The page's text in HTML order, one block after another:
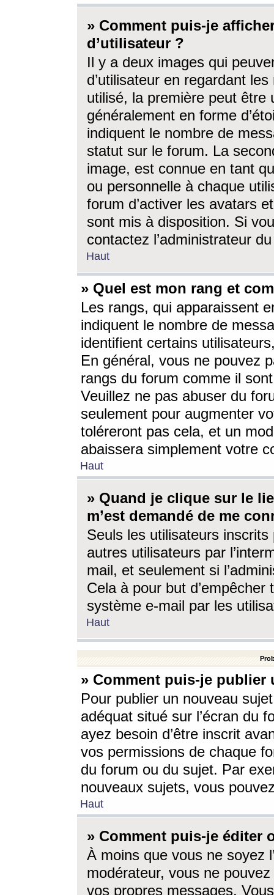
» Comment puis-je
d’utilisateur ?
Il y a deux images qui
d’utilisateur en regardant
utilisé, la première peut être
généralement en forme
indiquent le nombre de
statut sur le forum. La
image, est connue en tant
ou personnelle à chaque
forum d’activer les avatars
sont mis à disposition. Si
contactez l’administrateur
Haut
» Quel est mon rang et
Les rangs, qui apparaissent
indiquent le nombre de
identifient certains
En général, vous ne pouvez
rangs du forum comme il
Veuillez ne pas abuser du
seulement pour augmenter
toléreront pas cela, et un
abaissera simplement votre
Haut
» Quand je clique sur le
m’est demandé de me
Seuls les utilisateurs
autres utilisateurs par
mail, et seulement si
Cela à pour but
système e-mail par les
Haut
» Comment puis-je
Pour publier un nouveau
adéquat situé sur l’écran du
ayez besoin d’être inscrit
vos permissions de chaque
du forum ou du sujet. Par
nouveaux sujets, vous
Haut
» Comment puis-je éditer
À moins que vous ne soyez
modérateur, vous ne
vos propres messages.